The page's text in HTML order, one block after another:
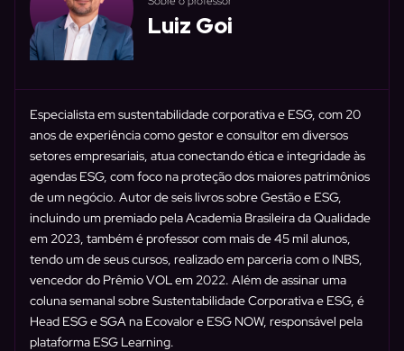
Luiz Goi
Especialista em sustentabilidade corporativa e ESG, com 20
anos de experiência como gestor e consultor em diversos
setores empresariais, atua conectando ética e integridade às
agendas ESG, com foco na proteção dos maiores patrimônios
de um negócio. Autor de seis livros sobre Gestão e ESG,
incluindo um premiado pela Academia Brasileira da Qualidade
em 2023, também é professor com mais de 45 mil alunos,
tendo um de seus cursos, realizado em parceria com o INBS,
vencedor do Prêmio VOL em 2022. Além de assinar uma
coluna semanal sobre Sustentabilidade Corporativa e ESG, é
Head ESG e SGA na Ecovalor e ESG NOW, responsável pela
plataforma ESG Learning.